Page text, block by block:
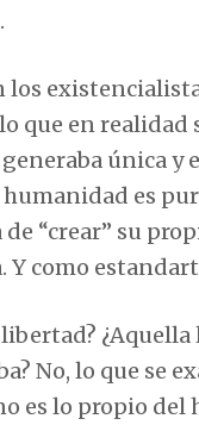
que en
generaba única
es
“crear” su
Y como
libertad?
No, lo que se
es lo propio del